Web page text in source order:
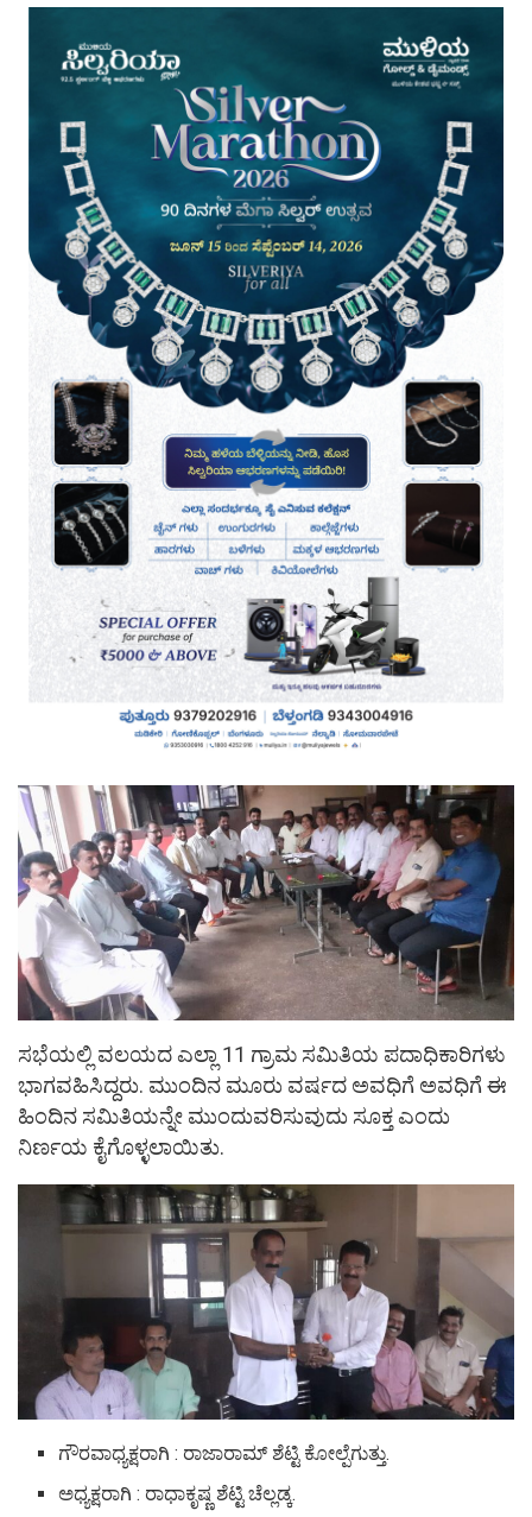
ಸಭೆಯಲ್ಲಿ ವಲಯದ ಎಲ್ಲಾ 11 ಗ್ರಾಮ ಸಮಿತಿಯ ಪದಾಧಿಕಾರಿಗಳು
ಭಾಗವಹಿಸಿದ್ದರು. ಮುಂದಿನ ಮೂರು ವರ್ಷದ ಅವಧಿಗೆ ಅವಧಿಗೆ ಈ
ಹಿಂದಿನ ಸಮಿತಿಯನ್ನೇ ಮುಂದುವರಿಸುವುದು ಸೂಕ್ತ ಎಂದು
ನಿರ್ಣಯ ಕೈಗೊಳ್ಳಲಾಯಿತು.
ಗೌರವಾಧ್ಯಕ್ಷರಾಗಿ : ರಾಜಾರಾಮ್ ಶೆಟ್ಟಿ ಕೋಲ್ಪೆಗುತ್ತು.
ಅಧ್ಯಕ್ಷರಾಗಿ : ರಾಧಾಕೃಷ್ಣ ಶೆಟ್ಟಿ ಚೆಲ್ಲಡ್ಕ.